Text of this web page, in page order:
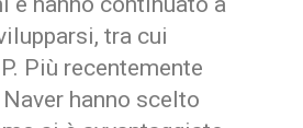
tra cui
Più recentemente
hanno scelto